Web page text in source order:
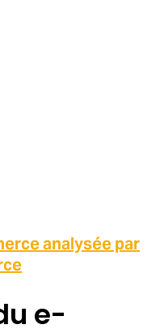
analysée par
e-